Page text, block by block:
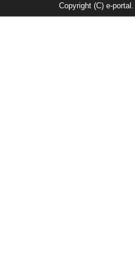
Copyright (C) e-